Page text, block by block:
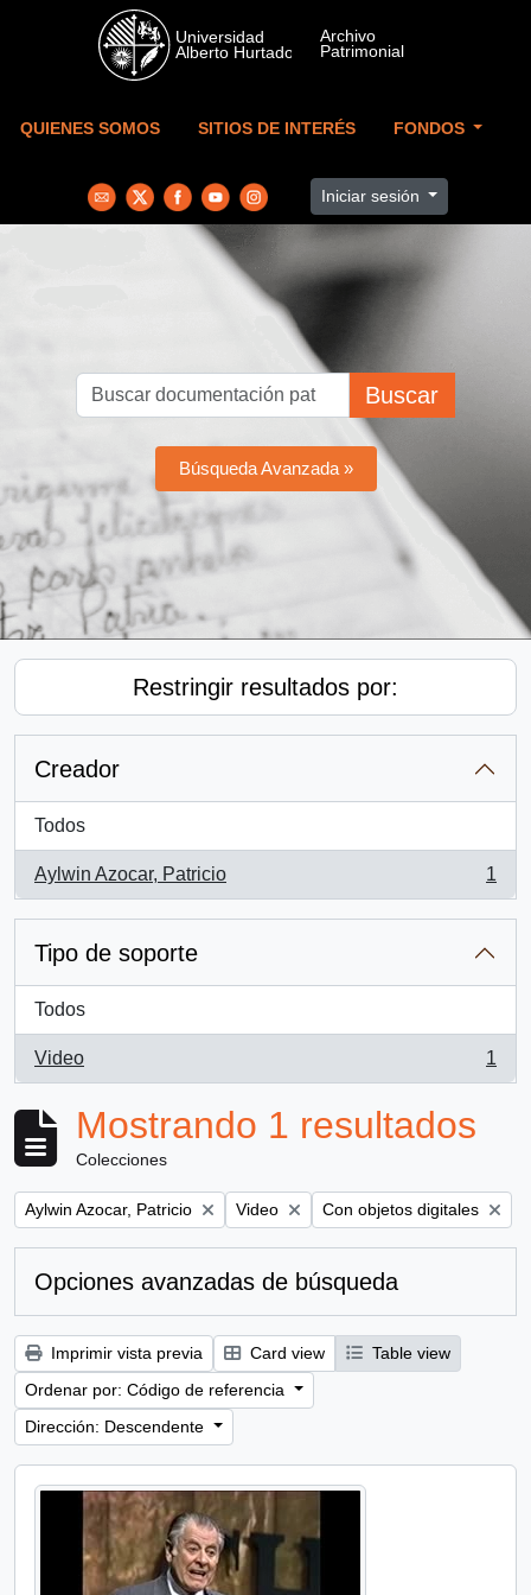
Skip to main content
QUIENES SOMOS SITIOS DE INTERÉS FONDOS
Iniciar sesión
Buscar
Búsqueda Avanzada »
Restringir resultados por:
Creador
Todos
Aylwin Azocar, Patricio
, 1 resultados
1
Tipo de soporte
Todos
Video
, 1 resultados
1
Mostrando 1 resultados
Colecciones
Remove filter:
Aylwin Azocar, Patricio Remove filter:
Video Remove filter:
Con objetos digitales
Opciones avanzadas de búsqueda
Imprimir vista previa Card view
Table view
Ordenar por: Código de referencia
Dirección: Descendente